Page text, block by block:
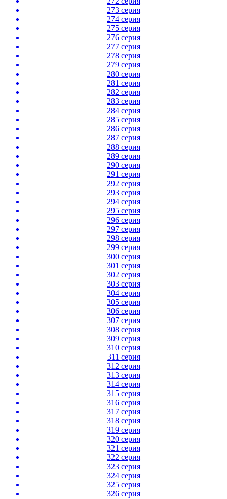
273 серия
274 серия
275 серия
276 серия
277 серия
278 серия
279 серия
280 серия
281 серия
282 серия
283 серия
284 серия
285 серия
286 серия
287 серия
288 серия
289 серия
290 серия
291 серия
292 серия
293 серия
294 серия
295 серия
296 серия
297 серия
298 серия
299 серия
300 серия
301 серия
302 серия
303 серия
304 серия
305 серия
306 серия
307 серия
308 серия
309 серия
310 серия
311 серия
312 серия
313 серия
314 серия
315 серия
316 серия
317 серия
318 серия
319 серия
320 серия
321 серия
322 серия
323 серия
324 серия
325 серия
326 серия